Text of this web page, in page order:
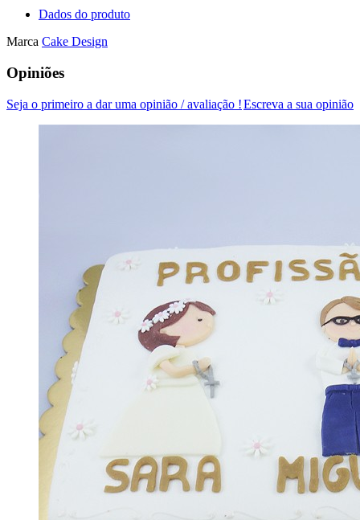
Dados do produto
Marca Cake Design
Opiniões
Escreva a sua opinião
Seja o primeiro a dar uma opinião / avaliação !